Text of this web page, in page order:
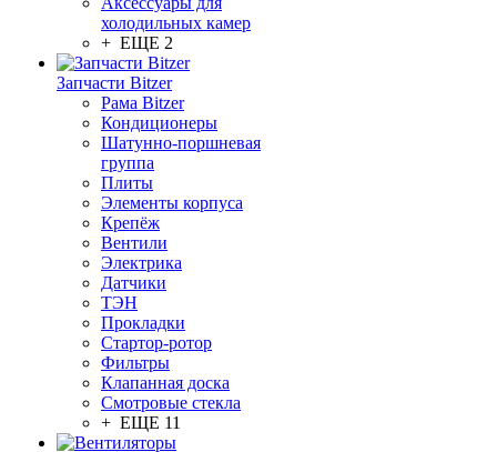
холодильных камер
+ ЕЩЕ 2
Запчасти Bitzer
Рама Bitzer
Кондиционеры
Шатунно-поршневая
группа
Плиты
Элементы корпуса
Крепёж
Вентили
Электрика
Датчики
ТЭН
Прокладки
Стартор-ротор
Фильтры
Клапанная доска
Смотровые стекла
+ ЕЩЕ 11